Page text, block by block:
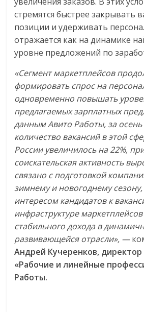
стремятся быстрее закрывать
позиции и удерживать
отражается как на динамике
уровне предложений по
«Сегмент маркетплейсов
формировать спрос на
одновременно повышать
предлагаемых зарплатных
данным Авито Работы, за осень
количество вакансий в этой
России увеличилось на 22%,
соискательская активность
связано с подготовкой
зимнему и новогоднему сезону,
интересом кандидатов к
инфраструктуре
стабильного дохода в
развивающейся отрасли», —
Андрей Кучеренков, директор
«Рабочие и линейные
Работы.